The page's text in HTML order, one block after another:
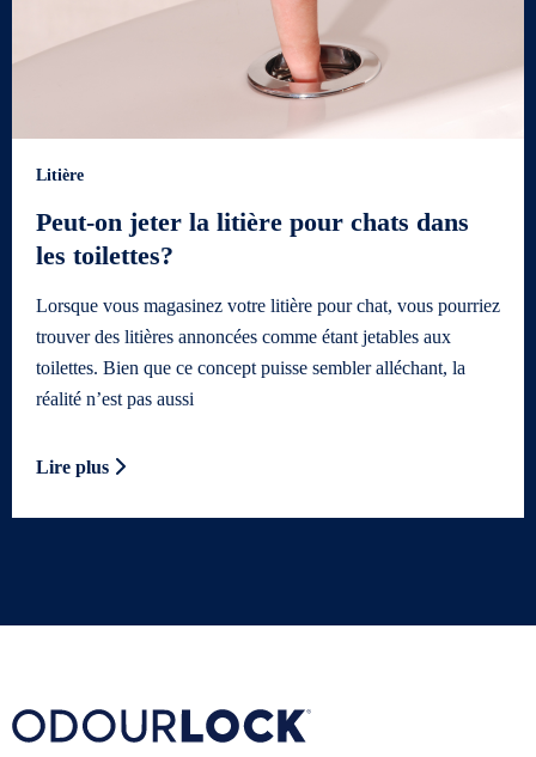
Litière
Peut-on jeter la litière pour chats dans
les toilettes?
Lorsque vous magasinez votre litière pour chat, vous pourriez
trouver des litières annoncées comme étant jetables aux
toilettes. Bien que ce concept puisse sembler alléchant, la
réalité n’est pas aussi
Lire plus